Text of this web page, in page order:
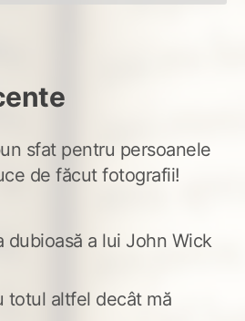
sfat pentru persoanele
de făcut fotografii!
dubioasă a lui John Wick
totul altfel decât mă